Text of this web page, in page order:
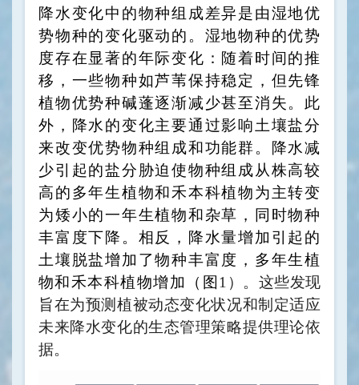
降水变化中的物种组成差异是由湿地优
势物种的变化驱动的。湿地物种的优势
度存在显著的年际变化：随着时间的推
移，一些物种如芦苇保持稳定，但先锋
植物优势种碱蓬逐渐减少甚至消失。此
外，降水的变化主要通过影响土壤盐分
来改变优势物种组成和功能群。降水减
少引起的盐分胁迫使物种组成从株高较
高的多年生植物和禾本科植物为主转变
为矮小的一年生植物和杂草，同时物种
丰富度下降。相反，降水量增加引起的
土壤脱盐增加了物种丰富度，多年生植
物和禾本科植物增加（图1 ）。这些发现
旨在为预测植被动态变化状况和制定适应
未来降水变化的生态管理策略提供理论依
据。